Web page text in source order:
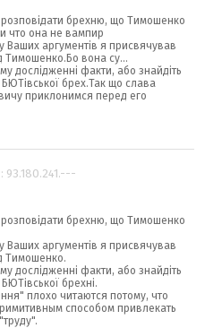
брехню, що Тимошенко
что она не вампир
Ваших аргументів я присвячував
Тимошенко.Бо вона су...
дослідженні факти, або знайдіть
БЮТівської брех.Так що слава
приклонимся перед его
93.180.241.---
брехню, що Тимошенко
Ваших аргументів я присвячував
Тимошенко.
дослідженні факти, або знайдіть
брехні.
плохо читаются потому, что
способом привлекать